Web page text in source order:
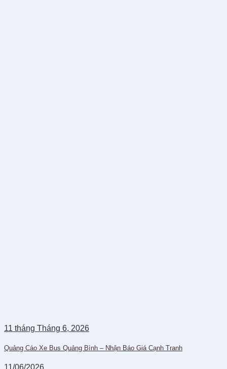
11 tháng Tháng 6, 2026
Quảng Cáo Xe Bus Quảng Bình – Nhận Báo Giá Cạnh Tranh
11/06/2026